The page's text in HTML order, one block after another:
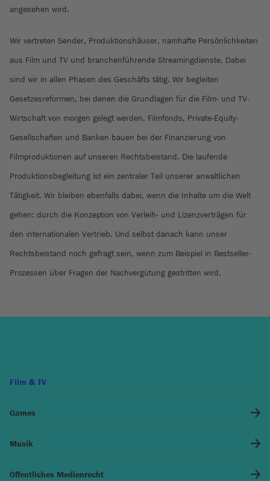
angesehen wird.
Wir vertreten Sender, Produktionshäuser, namhafte Persönlichkeiten
aus Film und TV und branchenführende Streamingdienste. Dabei
sind wir in allen Phasen des Geschäfts tätig. Wir begleiten
Gesetzesreformen, bei denen die Grundlagen für die Film- und TV-
Wirtschaft von morgen gelegt werden. Filmfonds, Private-Equity-
Gesellschaften und Banken bauen bei der Finanzierung von
Filmproduktionen auf unseren Rechtsbeistand. Die laufende
Produktionsbegleitung ist ein zentraler Teil unserer anwaltlichen
Tätigkeit. Wir bleiben ebenfalls dabei, wenn die Inhalte um die Welt
gehen: durch die Konzeption von Verleih- und Lizenzverträgen für
den internationalen Vertrieb. Und selbst danach kann unser
Rechtsbeistand noch gefragt sein, wenn zum Beispiel in Bestseller-
Prozessen über Fragen der Nachvergütung gestritten wird.
Film & TV
Games
Musik
Öffentliches Medienrecht